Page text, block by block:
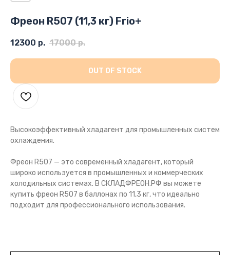
Фреон R507 (11,3 кг) Frio+
12300 р. 17000 р.
OUT OF STOCK
Высокоэффективный хладагент для промышленных систем
охлаждения.
Фреон R507 — это современный хладагент, который
широко используется в промышленных и коммерческих
холодильных системах. В СКЛАДФРЕОН.РФ вы можете
купить фреон R507 в баллонах по 11,3 кг, что идеально
подходит для профессионального использования.